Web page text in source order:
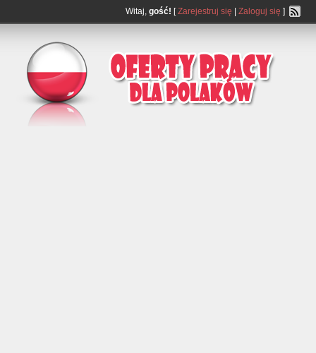
Witaj, gość! [Zarejestruj się Zaloguj się ]